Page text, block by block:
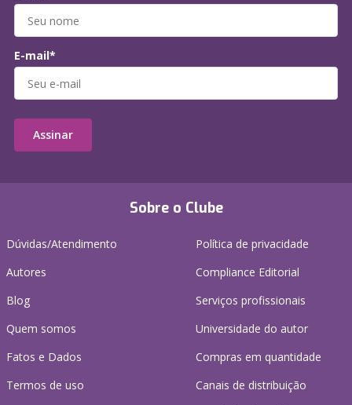
Sobre o Clube
Dúvidas/Atendimento
Autores
Blog
Quem somos
Fatos e Dados
Termos de uso
Política de privacidade
Compliance Editorial
Serviços profissionais
Universidade do autor
Compras em quantidade
Canais de distribuição
E-mail*
Assinar